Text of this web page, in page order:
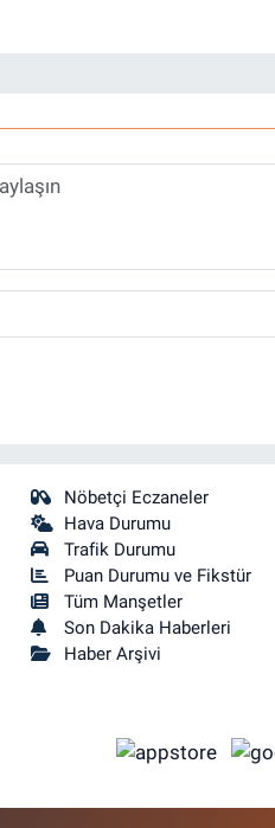
Nöbetçi Eczaneler
Hava Durumu
Trafik Durumu
Puan Durumu ve Fikstür
Tüm Manşetler
Son Dakika Haberleri
Haber Arşivi